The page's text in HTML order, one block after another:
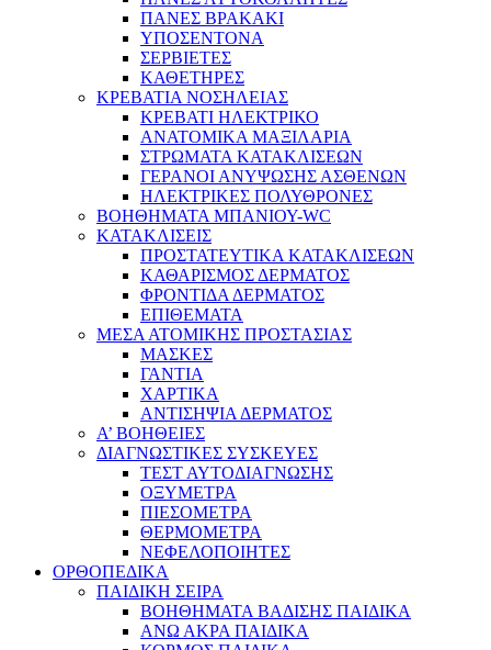
ΠΑΝΕΣ ΒΡΑΚΑΚΙ
ΥΠΟΣΕΝΤΟΝΑ
ΣΕΡΒΙΕΤΕΣ
ΚΑΘΕΤΗΡΕΣ
ΚΡΕΒΑΤΙΑ ΝΟΣΗΛΕΙΑΣ
ΚΡΕΒΑΤΙ ΗΛΕΚΤΡΙΚΟ
ΑΝΑΤΟΜΙΚΑ ΜΑΞΙΛΑΡΙΑ
ΣΤΡΩΜΑΤΑ ΚΑΤΑΚΛΙΣΕΩΝ
ΓΕΡΑΝΟΙ ΑΝΥΨΩΣΗΣ ΑΣΘΕΝΩΝ
ΗΛΕΚΤΡΙΚΕΣ ΠΟΛΥΘΡΟΝΕΣ
ΒΟΗΘΗΜΑΤΑ ΜΠΑΝΙΟΥ-WC
ΚΑΤΑΚΛΙΣΕΙΣ
ΠΡΟΣΤΑΤΕΥΤΙΚΑ ΚΑΤΑΚΛΙΣΕΩΝ
ΚΑΘΑΡΙΣΜΟΣ ΔΕΡΜΑΤΟΣ
ΦΡΟΝΤΙΔΑ ΔΕΡΜΑΤΟΣ
ΕΠΙΘΕΜΑΤΑ
ΜΕΣΑ ΑΤΟΜΙΚΗΣ ΠΡΟΣΤΑΣΙΑΣ
ΜΑΣΚΕΣ
ΓΑΝΤΙΑ
ΧΑΡΤΙΚΑ
ΑΝΤΙΣΗΨΙΑ ΔΕΡΜΑΤΟΣ
Α’ ΒΟΗΘΕΙΕΣ
ΔΙΑΓΝΩΣΤΙΚΕΣ ΣΥΣΚΕΥΕΣ
ΤΕΣΤ ΑΥΤΟΔΙΑΓΝΩΣΗΣ
ΟΞΥΜΕΤΡΑ
ΠΙΕΣΟΜΕΤΡΑ
ΘΕΡΜΟΜΕΤΡΑ
ΝΕΦΕΛΟΠΟΙΗΤΕΣ
ΟΡΘΟΠΕΔΙΚΑ
ΠΑΙΔΙΚΗ ΣΕΙΡΑ
ΒΟΗΘΗΜΑΤΑ ΒΑΔΙΣΗΣ ΠΑΙΔΙΚΑ
ΑΝΩ ΑΚΡΑ ΠΑΙΔΙΚΑ